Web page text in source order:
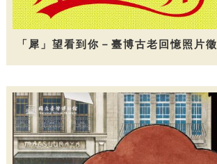
「犀」望看到你－臺博古老回憶照片